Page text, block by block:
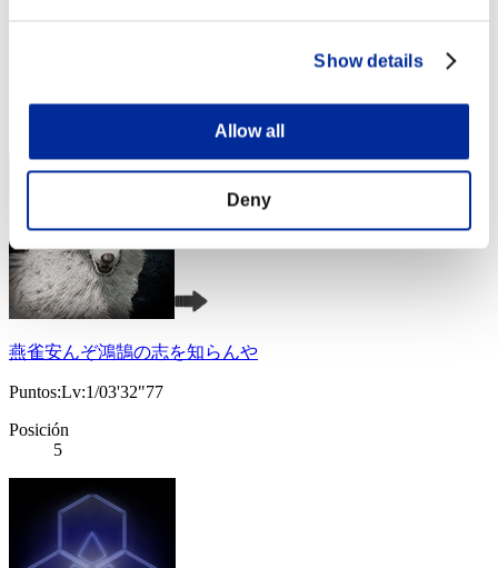
Show details
Allow all
Deny
Posición
燕雀安んぞ鴻鵠の志を知らんや
Puntos:Lv:1/03'32"77
Posición
5